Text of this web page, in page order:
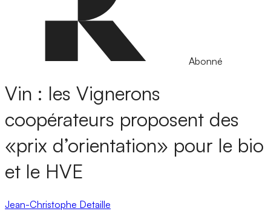
Abonné
Vin : les Vignerons
coopérateurs proposent des
«prix d’orientation» pour le bio
et le HVE
Jean-Christophe Detaille